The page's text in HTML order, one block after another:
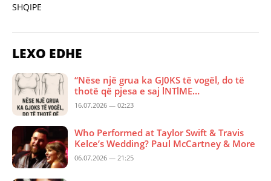
SHQIPE
LEXO EDHE
“Nëse një grua ka GJ0KS të vogël, do të
thotë që pjesa e saj lNTlME…
16.07.2026 — 02:23
Who Performed at Taylor Swift & Travis
Kelce’s Wedding? Paul McCartney & More
06.07.2026 — 21:25